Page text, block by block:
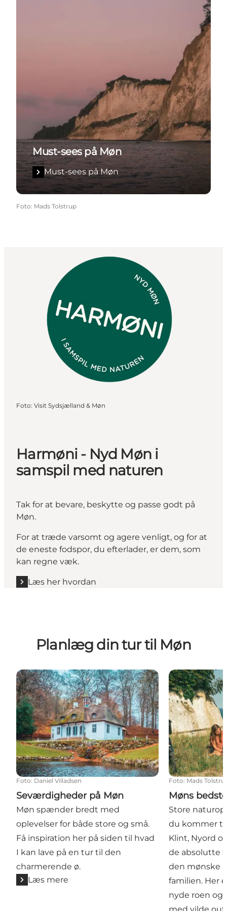
Must-sees på Møn
Must-sees på Møn
Foto: Mads Tolstrup
Foto: Visit Sydsjælland & Møn
Harmøni - Nyd Møn i
samspil med naturen
Tak for at bevare, beskytte og passe godt på
Møn.
For at træde varsomt og agere venligt, og for at
de eneste fodspor, du efterlader, er dem, som
kan regne væk.
Læs her hvordan
Planlæg din tur til Møn
Seværdigheder på Møn
Foto: Daniel Villadsen
Seværdigheder på Møn
Møn spænder bredt med
oplevelser for både store og små.
Få inspiration her på siden til hvad
I kan lave på en tur til den
charmerende ø.
Læs mere
Møns bedste
Foto: Mads
Møns
Store
du kommer
Klint, Nyord
de absolutte
den mønske
familien. Her
nyde roen og